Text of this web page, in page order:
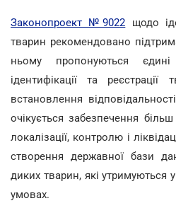
Законопроект №9022 щодо
тварин рекомендовано
ньому пропонуються
ідентифікації та
встановлення
очікується забезпечення
локалізації, контролю і
створення державної бази
диких тварин, які утримуються
умовах.